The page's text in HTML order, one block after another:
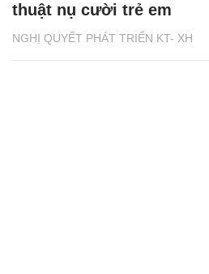
NGHỊ QUYẾT PHÁT TRIỂN KT- XH
thuật nụ cười trẻ em